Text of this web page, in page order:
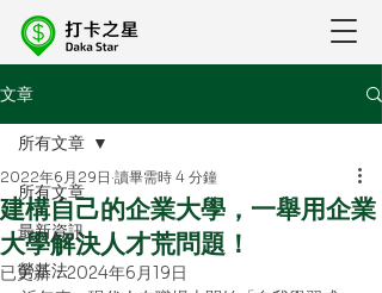
文章
所有文章
最新資訊
勞基法
所有文章
建構自己的企業大學，一舉用企業
大學解決人才荒問題！
2022年6月29日 讀畢需時 4 分鐘
已更新：2024年6月19日